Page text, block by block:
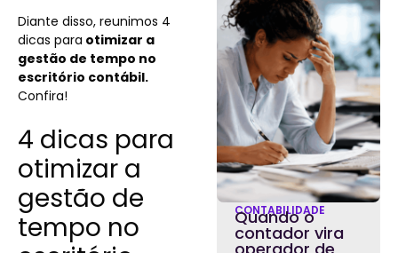
Diante disso, reunimos 4
dicas para otimizar a
gestão de tempo no
escritório contábil.
Confira!
4 dicas para
otimizar a
gestão de
tempo no
CONTABILIDADE
Quando o
contador vira